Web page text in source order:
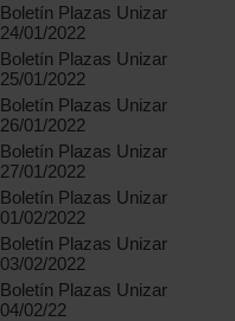
Boletín Plazas Unizar
24/01/2022
Boletín Plazas Unizar
25/01/2022
Boletín Plazas Unizar
26/01/2022
Boletín Plazas Unizar
27/01/2022
Boletín Plazas Unizar
01/02/2022
Boletín Plazas Unizar
03/02/2022
Boletín Plazas Unizar
04/02/22